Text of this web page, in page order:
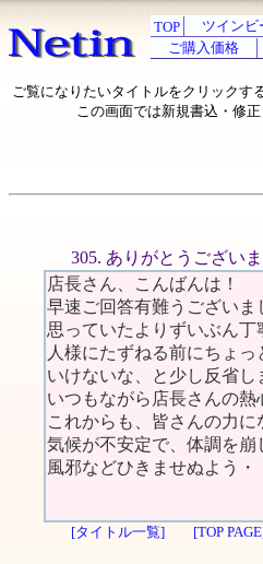
TOP ツインビ
ご購入価格
ご覧になりたいタイトルをクリックす
この画面では新規書込・修
305. ありがとうござい
店長さん、こんばんは！
早速ご回答有難うございま
思っていたよりずいぶん
人様にたずねる前にちょ
いけないな、と少し反省し
いつもながら店長さんの熱
これからも、皆さんの力に
気候が不安定で、体調を崩
風邪などひきませぬよう・
[タイトル一覧] [TOP